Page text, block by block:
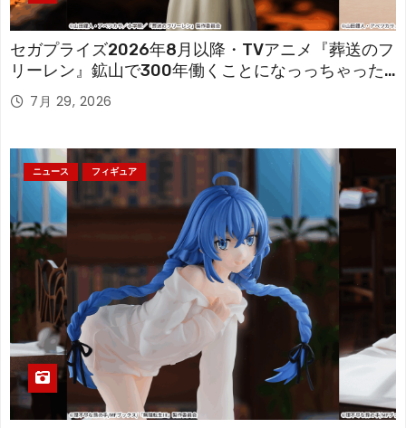
セガプライズ2026年8月以降・TVアニメ『葬送のフ
リーレン』鉱山で300年働くことになっっちゃった
「フリーレン」を立体化！
7月 29, 2026
ニュース フィギュア